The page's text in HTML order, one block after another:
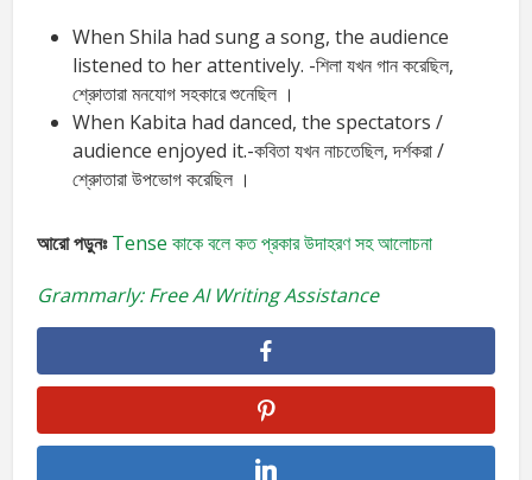
When Shila had sung a song, the audience
listened to her attentively. -শিলা যখন গান করেছিল,
শ্রেুাতারা মনযোগ সহকারে শুনেছিল ।
When Kabita had danced, the spectators /
audience enjoyed it.-কবিতা যখন নাচতেছিল, দর্শকরা /
শ্রেুাতারা উপভোগ করেছিল ।
আরো পড়ুনঃ Tense কাকে বলে কত প্রকার উদাহরণ সহ আলোচনা
Grammarly: Free AI Writing Assistance